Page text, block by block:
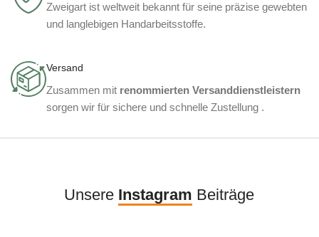
Zweigart ist weltweit bekannt für seine präzise gewebten
und langlebigen Handarbeitsstoffe.
Versand
Zusammen mit renommierten Versanddienstleistern
sorgen wir für sichere und schnelle Zustellung .
Unsere Instagram Beiträge